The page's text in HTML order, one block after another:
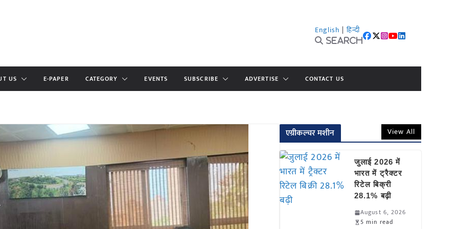
English | हिन्दी
Search
US E-PAPER CATEGORY EVENTS SUBSCRIBE ADVERTISE CONTACT US
एग्रीकल्चर मशीन View All
जुलाई 2026 में
भारत में ट्रैक्टर
रिटेल बिक्री
28.1% बढ़ी
August 6, 2026
5 min read